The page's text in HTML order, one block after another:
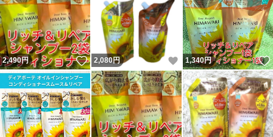
2,490円 いいね！
2,080円 いいね！
1,340円